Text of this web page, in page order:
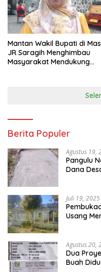
Mantan Wakil Bupati di
JR Saragih Menghimbau
Masyarakat Mendukung
Berita Populer
Agustus 19,
Pangulu
Dana
Juli 19, 2025
Usang
Agustus 20,
Dua
Buah